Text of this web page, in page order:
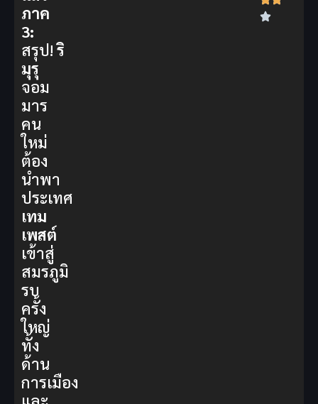
ภาค
3:
สรุป!ริ
มุรุ
จอม
มาร
คน
ใหม่
ต้อง
นำพา
ประเทศ
เทม
เพสต์
เข้าสู่
สมรภูมิ
รบ
ครั้ง
ใหญ่
ทั้ง
ด้าน
การเมือง